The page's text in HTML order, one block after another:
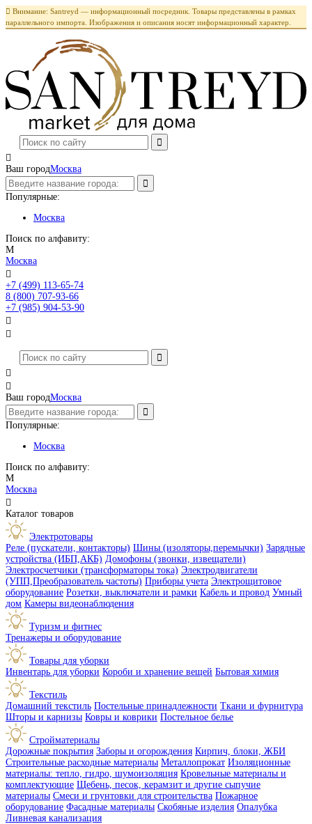
 Внимание: Santreyd — информационный посредник. Товары представлены в рамках
параллельного импорта. Изображения и описания носят информационный характер.

Ваш городМосква
Популярные:
Москва
Поиск по алфавиту:
М
Москва

+7 (499) 113-65-74
8 (800) 707-93-66
+7 (985) 904-53-90




Ваш городМосква
Популярные:
Москва
Поиск по алфавиту:
М
Москва

Каталог товаров
Электротовары
Реле (пускатели, контакторы) Шины (изоляторы,перемычки) Зарядные
устройства (ИБП,АКБ) Домофоны (звонки, извещатели)
Электросчетчики (трансформаторы тока) Электродвигатели
(УПП,Преобразователь частоты) Приборы учета Электрощитовое
оборудование Розетки, выключатели и рамки Кабель и провод Умный
дом Камеры видеонаблюдения
Туризм и фитнес
Тренажеры и оборудование
Товары для уборки
Инвентарь для уборки Короби и хранение вещей Бытовая химия
Текстиль
Домашний текстиль Постельные принадлежности Ткани и фурнитура
Шторы и карнизы Ковры и коврики Постельное белье
Стройматериалы
Дорожные покрытия Заборы и огорождения Кирпич, блоки, ЖБИ
Строительные расходные материалы Металлопрокат Изоляционные
материалы: тепло, гидро, шумоизоляция Кровельные материалы и
комплектующие Щебень, песок, керамзит и другие сыпучие
материалы Смеси и грунтовки для строительства Пожарное
оборудование Фасадные материалы Скобяные изделия Опалубка
Ливневая канализация